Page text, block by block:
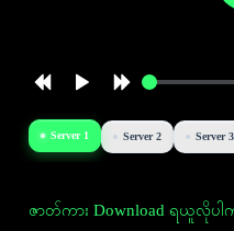
Server 1 Server 2 Server 3
ဇာတ်ကား Download ရယူလိုပ